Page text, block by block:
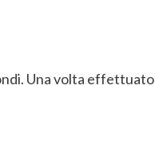
Una volta effettuato